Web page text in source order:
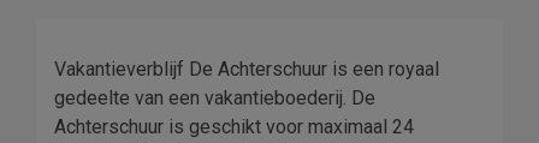
Vakantieverblijf De Achterschuur is een royaal
gedeelte van een vakantieboederij. De
Achterschuur is geschikt voor maximaal 24